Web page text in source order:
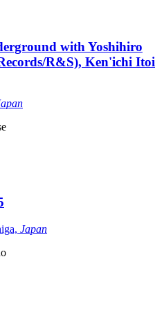
with Yoshihiro
R&S), Ken'ichi Itoi
Japan